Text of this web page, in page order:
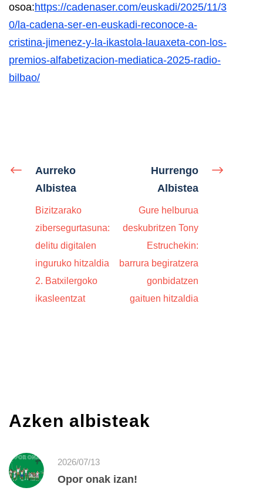
osoa:https://cadenaser.com/euskadi/2025/11/3
0/la-cadena-ser-en-euskadi-reconoce-a-
cristina-jimenez-y-la-ikastola-lauaxeta-con-los-
premios-alfabetizacion-mediatica-2025-radio-
bilbao/
Aurreko
Albistea
Bizitzarako
zibersegurtasuna:
delitu digitalen
inguruko hitzaldia
2. Batxilergoko
ikasleentzat
Hurrengo
Albistea
Gure helburua
deskubritzen Tony
Estruchekin:
barrura begiratzera
gonbidatzen
gaituen hitzaldia
Azken albisteak
2026/07/13
Opor onak izan!